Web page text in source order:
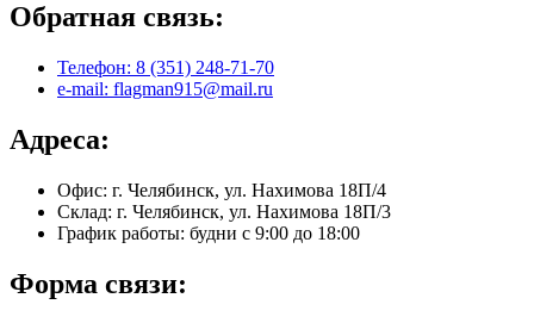
Обратная связь:
Телефон: 8 (351) 248-71-70
e-mail: flagman915@mail.ru
Адреса:
Офис: г. Челябинск, ул. Нахимова 18П/4
Склад: г. Челябинск, ул. Нахимова 18П/3
График работы: будни с 9:00 до 18:00
Форма связи: